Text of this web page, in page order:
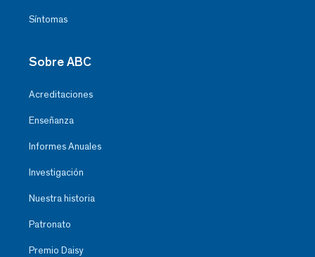
Síntomas
Sobre ABC
Acreditaciones
Enseñanza
Informes Anuales
Investigación
Nuestra historia
Patronato
Premio Daisy